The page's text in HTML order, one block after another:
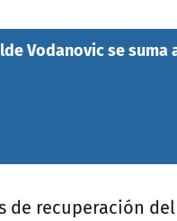
Vodanovic se suma
recuperación